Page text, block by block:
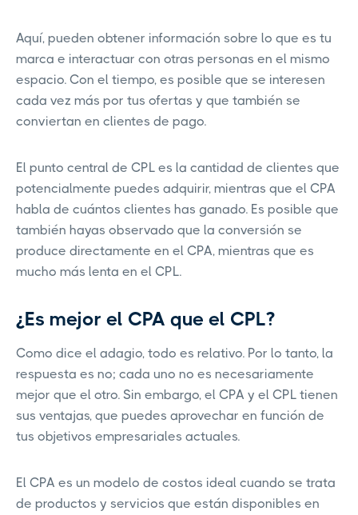
Aquí, pueden obtener información sobre lo que es tu
marca e interactuar con otras personas en el mismo
espacio. Con el tiempo, es posible que se interesen
cada vez más por tus ofertas y que también se
conviertan en clientes de pago.
El punto central de CPL es la cantidad de clientes que
potencialmente puedes adquirir, mientras que el CPA
habla de cuántos clientes has ganado. Es posible que
también hayas observado que la conversión se
produce directamente en el CPA, mientras que es
mucho más lenta en el CPL.
¿Es mejor el CPA que el CPL?
Como dice el adagio, todo es relativo. Por lo tanto, la
respuesta es no; cada uno no es necesariamente
mejor que el otro. Sin embargo, el CPA y el CPL tienen
sus ventajas, que puedes aprovechar en función de
tus objetivos empresariales actuales.
El CPA es un modelo de costos ideal cuando se trata
de productos y servicios que están disponibles en